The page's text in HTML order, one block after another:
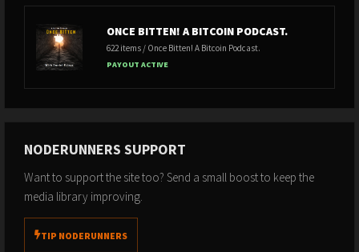
ONCE BITTEN! A BITCOIN PODCAST.
622 items / Once Bitten! A Bitcoin Podcast.
PAYOUT ACTIVE
NODERUNNERS SUPPORT
Want to support the site too? Send a small boost to keep the
media library improving.
TIP NODERUNNERS